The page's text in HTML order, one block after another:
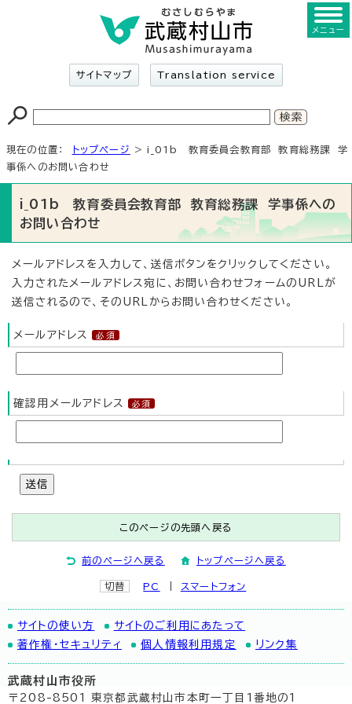
サイトマップ Translation service
メニュー
現在の位置： トップページ
> i_01b 教育委員会教育部 教育総務課 学
事係へのお問い合わせ
i_01b 教育委員会教育部 教育総務課 学事係への
お問い合わせ
メールアドレスを入力して、送信ボタンをクリックしてください。
入力されたメールアドレス宛に、お問い合わせフォームのURLが
送信されるので、そのURLからお問い合わせください。
メールアドレス
確認用メールアドレス
送信
このページの先頭へ戻る
前のページへ戻る トップページへ戻る
切替 PC スマートフォン
サイトの使い方
サイトのご利用にあたって
著作権・セキュリティ
個人情報利用規定 リンク集
武蔵村山市役所
〒208-8501 東京都武蔵村山市本町一丁目1番地の1